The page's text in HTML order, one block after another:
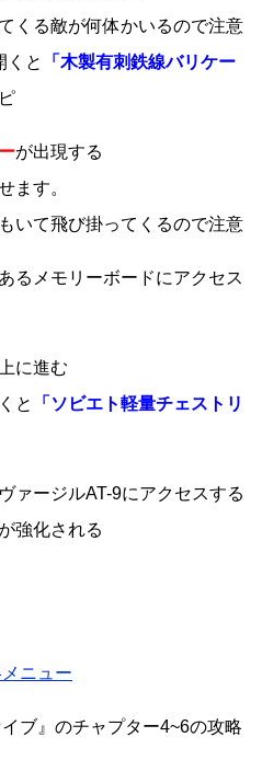
くる敵が何体かいるので注意
くと
「木製有刺鉄線バリケー
が出現する
ます。
いて飛び掛ってくるので注意
るメモリーボードにアクセス
に進む
と
「ソビエト軽量チェストリ
ァージルAT-9にアクセスする
強化される
ニュー
ブ』のチャプター4~6の攻略